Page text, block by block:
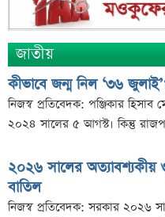
শেয়ারবাজার উত্থানের
শেয়ারবাজার ঊর্ধ্বমুখী.
তারেক রহমানকে উদ্দেশ
এসএসসি ফল নিয়ে বড়
কীভাবে জন্ম নিল ‘৩৬
‘ভুয়া’ স্লোগানের জবাবে যা
শেখ হাসিনাকে উদ্দেশ করে
জাতীয়
কীভাবে জন্ম নিল ‘৩৬
নিজস্ব প্রতিবেদক: পঞ্জিকার হিসাব
২০২৪ সালের ৫ আগস্ট। কিন্তু
২০২৬ সালের অত্যাবশ্যকীয়
বাতিল
নিজস্ব প্রতিবেদক: সরকার ২০২৬